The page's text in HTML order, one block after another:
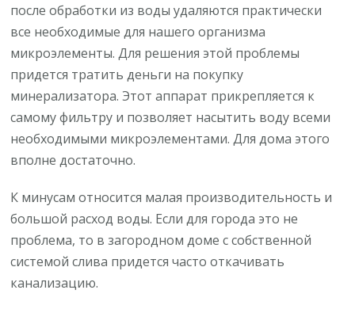
после обработки из воды удаляются практически
все необходимые для нашего организма
микроэлементы. Для решения этой проблемы
придется тратить деньги на покупку
минерализатора. Этот аппарат прикрепляется к
самому фильтру и позволяет насытить воду всеми
необходимыми микроэлементами. Для дома этого
вполне достаточно.
К минусам относится малая производительность и
большой расход воды. Если для города это не
проблема, то в загородном доме с собственной
системой слива придется часто откачивать
канализацию.